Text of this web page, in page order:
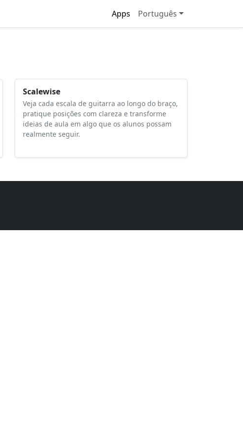
Apps Português
Scalewise
Veja cada escala de guitarra ao longo do braço,
pratique posições com clareza e transforme
ideias de aula em algo que os alunos possam
realmente seguir.